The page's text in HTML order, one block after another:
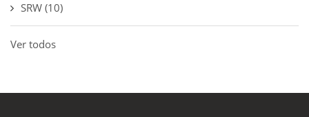
SRW (10)
Ver todos